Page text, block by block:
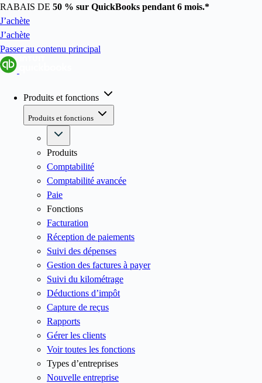
RABAIS DE 50 % sur QuickBooks pendant 6 mois.*
J’achète
J’achète
Passer au contenu principal
Produits et fonctions
Produits et fonctions
Produits
Comptabilité
Comptabilité avancée
Paie
Fonctions
Facturation
Réception de paiements
Suivi des dépenses
Gestion des factures à payer
Suivi du kilométrage
Déductions d’impôt
Capture de reçus
Rapports
Gérer les clients
Voir toutes les fonctions
Types d’entreprises
Nouvelle entreprise